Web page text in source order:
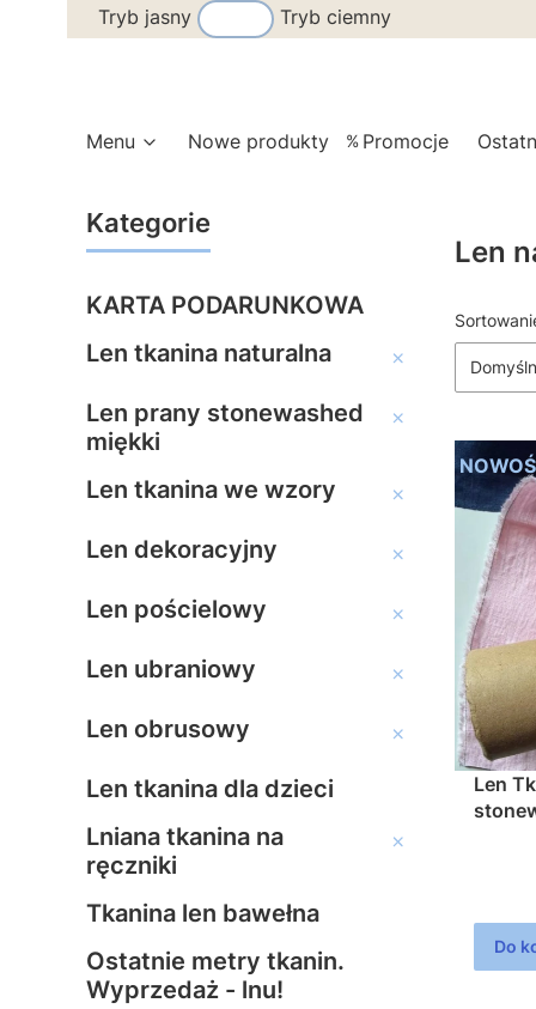
Tryb jasny Tryb ciemny
Menu Nowe produkty Promocje
Kategorie
KARTA PODARUNKOWA
Len tkanina naturalna
Len tkanina naturalna
Len prany stonewashed
miękki
Len prany
Len tkanina we wzory Len tkanina we
Len dekoracyjny Len dekoracyjny
Len pościelowy Len pościelowy
Len ubraniowy Len ubraniowy
Len obrusowy Len obrusowy
Len tkanina dla dzieci
Lniana tkanina na
ręczniki
Lniana
Tkanina len bawełna
Ostatnie metry tkanin.
Wyprzedaż - lnu!
Len
Lista
Len Tkanina
Do